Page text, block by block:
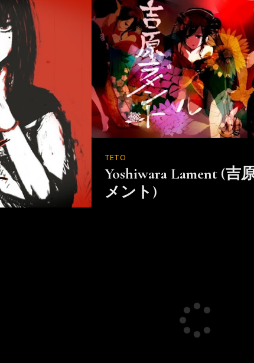
TETO
Yoshiwara Lament (吉
メント)